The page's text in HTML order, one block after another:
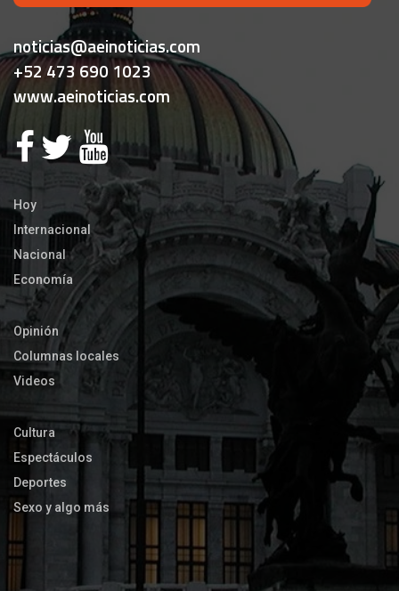
noticias@aeinoticias.com
+52 473 690 1023
www.aeinoticias.com
Hoy
Internacional
Nacional
Economía
Opinión
Columnas locales
Videos
Cultura
Espectáculos
Deportes
Sexo y algo más